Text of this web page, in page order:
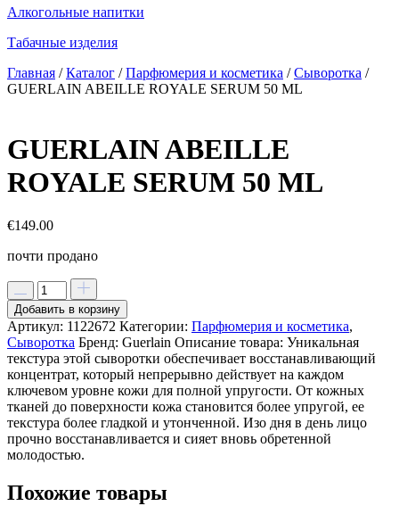
Алкогольные напитки
Табачные изделия
Главная /Каталог /Парфюмерия и косметика /Сыворотка /
GUERLAIN ABEILLE ROYALE SERUM 50 ML
GUERLAIN ABEILLE
ROYALE SERUM 50 ML
€149.00
почти продано
Добавить в корзину
Артикул: 1122672 Категории: Парфюмерия и косметика,
Сыворотка Бренд: Guerlain Описание товара: Уникальная
текстура этой сыворотки обеспечивает восстанавливающий
концентрат, который непрерывно действует на каждом
ключевом уровне кожи для полной упругости. От кожных
тканей до поверхности кожа становится более упругой, ее
текстура более гладкой и утонченной. Изо дня в день лицо
прочно восстанавливается и сияет вновь обретенной
молодостью.
Похожие товары